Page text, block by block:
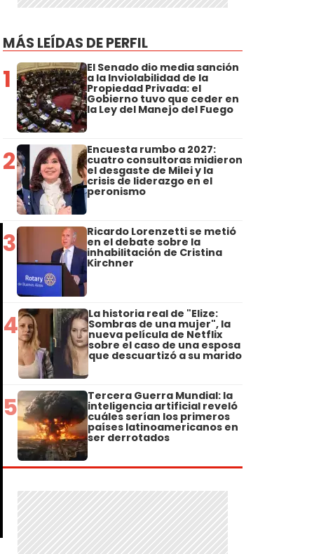
MÁS LEÍDAS DE PERFIL
1 El Senado dio media sanción
a la Inviolabilidad de la
Propiedad Privada: el
Gobierno tuvo que ceder en
la Ley del Manejo del Fuego
2 Encuesta rumbo a 2027:
cuatro consultoras midieron
el desgaste de Milei y la
crisis de liderazgo en el
peronismo
3 Ricardo Lorenzetti se metió
en el debate sobre la
inhabilitación de Cristina
Kirchner
4 La historia real de "Elize:
Sombras de una mujer", la
nueva película de Netflix
sobre el caso de una esposa
que descuartizó a su marido
5 Tercera Guerra Mundial: la
inteligencia artificial reveló
cuáles serían los primeros
países latinoamericanos en
ser derrotados